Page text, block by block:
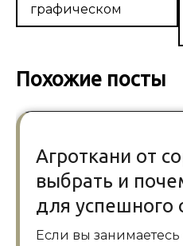
графическом
Похожие посты
Агроткани от
выбрать и
для успешного
Если вы занимаетесь огородом или садо